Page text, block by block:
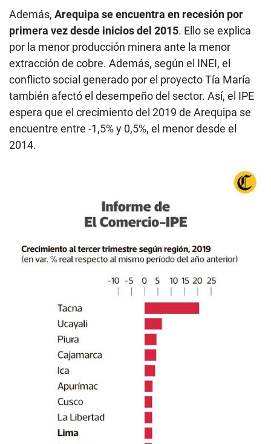
Además, Arequipa se encuentra en recesión por
primera vez desde inicios del 2015. Ello se explica
por la menor producción minera ante la menor
extracción de cobre. Además, según el INEI, el
conflicto social generado por el proyecto Tía María
también afectó el desempeño del sector. Así, el IPE
espera que el crecimiento del 2019 de Arequipa se
encuentre entre -1,5% y 0,5%, el menor desde el
2014.